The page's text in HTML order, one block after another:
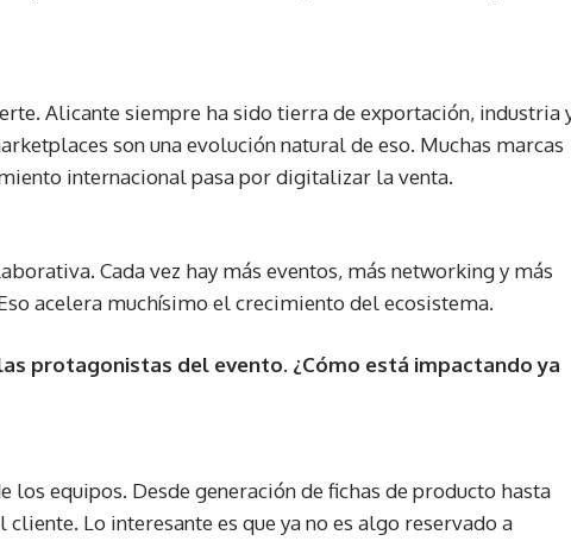
Alicante siempre ha sido tierra de exportación, industria
son una evolución natural de eso. Muchas marcas
internacional pasa por digitalizar la venta.
Cada vez hay más eventos, más networking y más
acelera muchísimo el crecimiento del ecosistema.
protagonistas del evento. ¿Cómo está impactando ya
los equipos. Desde generación de fichas de producto hasta
Lo interesante es que ya no es algo reservado a